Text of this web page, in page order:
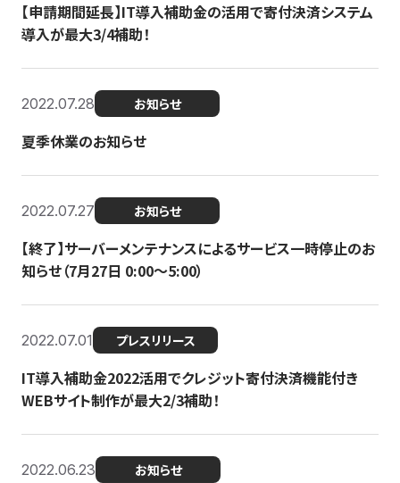
【申請期間延長】IT導入補助金の活用で寄付決済システム
導入が最大3/4補助！
2022.07.28 お知らせ
夏季休業のお知らせ
2022.07.27 お知らせ
【終了】サーバーメンテナンスによるサービス一時停止のお
知らせ（7月27日 0:00〜5:00）
2022.07.01 プレスリリース
IT導入補助金2022活用でクレジット寄付決済機能付き
WEBサイト制作が最大2/3補助！
2022.06.23 お知らせ